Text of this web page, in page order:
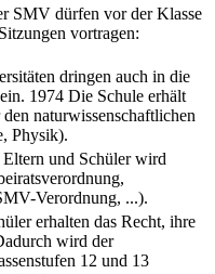
SMV dürfen vor der Klasse
vortragen:
dringen auch in die
1974 Die Schule erhält
naturwissenschaftlichen
Physik).
und Schüler wird
Verordnung, ...).
erhalten das Recht, ihre
wird der
12 und 13